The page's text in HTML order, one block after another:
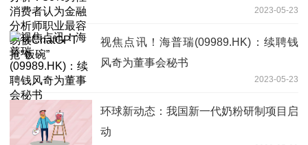
2023-05-23
视焦点讯！海普瑞(09989.HK)：续聘钱
风奇为董事会秘书
2023-05-23
环球新动态：我国新一代奶粉研制项目启
动